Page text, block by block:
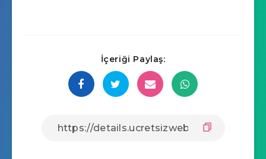
İçeriği Paylaş: